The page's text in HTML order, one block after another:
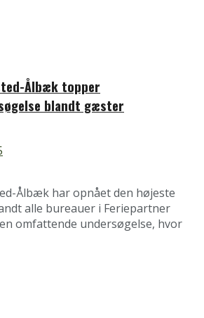
Ålbæk topper
blandt gæster
Ålbæk har opnået den højeste
alle bureauer i Feriepartner
omfattende undersøgelse, hvor